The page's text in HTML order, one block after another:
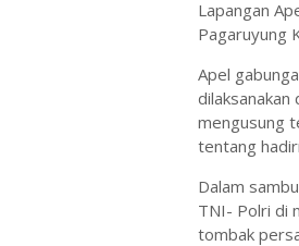
Lapangan
Pagaruyung
Apel
mengusung
tentang
Dalam
TNI- Polri di
tombak